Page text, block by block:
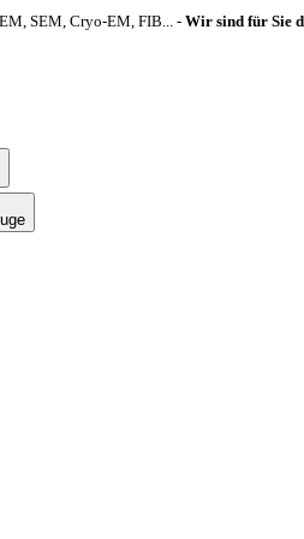
SEM, Cryo-EM, FIB... - Wir sind für Sie